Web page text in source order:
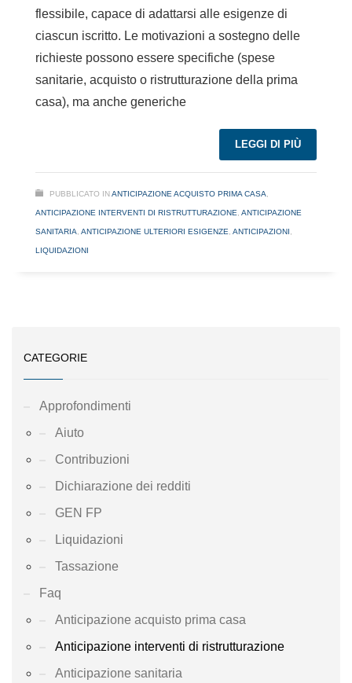
flessibile, capace di adattarsi alle esigenze di
ciascun iscritto. Le motivazioni a sostegno delle
richieste possono essere specifiche (spese
sanitarie, acquisto o ristrutturazione della prima
casa), ma anche generiche
LEGGI DI PIÙ
PUBBLICATO INANTICIPAZIONE ACQUISTO PRIMA CASA,
ANTICIPAZIONE INTERVENTI DI RISTRUTTURAZIONE, ANTICIPAZIONE
SANITARIA, ANTICIPAZIONE ULTERIORI ESIGENZE, ANTICIPAZIONI,
LIQUIDAZIONI
CATEGORIE
Approfondimenti
Aiuto
Contribuzioni
Dichiarazione dei redditi
GEN FP
Liquidazioni
Tassazione
Faq
Anticipazione acquisto prima casa
Anticipazione interventi di ristrutturazione
Anticipazione sanitaria